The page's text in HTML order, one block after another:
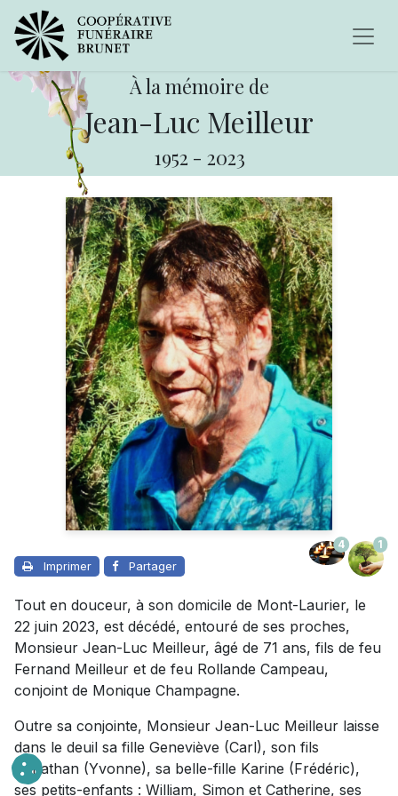
À la mémoire de
Jean-Luc Meilleur
1952 - 2023
Imprimer Partager
4 1
Tout en douceur, à son domicile de Mont-Laurier, le
22 juin 2023, est décédé, entouré de ses proches,
Monsieur Jean-Luc Meilleur, âgé de 71 ans, fils de feu
Fernand Meilleur et de feu Rollande Campeau,
conjoint de Monique Champagne.
Outre sa conjointe, Monsieur Jean-Luc Meilleur laisse
dans le deuil sa fille Geneviève (Carl), son fils
Jonathan (Yvonne), sa belle-fille Karine (Frédéric),
ses petits-enfants : William, Simon et Catherine, ses